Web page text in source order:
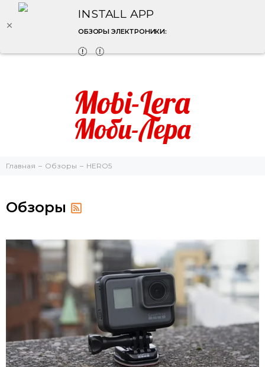
INSTALL APP
ОБЗОРЫ ЭЛЕКТРОНИКИ:
Главная Обзоры HERO5
Обзоры